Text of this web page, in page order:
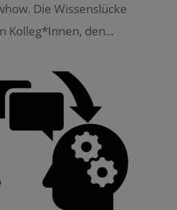
Die Wissenslücke
Kolleg*Innen, den...